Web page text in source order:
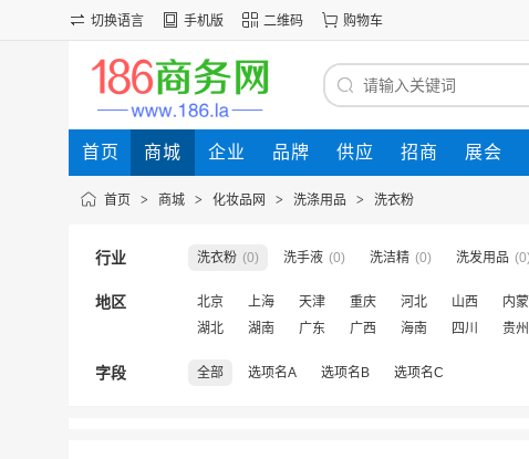
切换语言 手机版 二维码 购物车
首页 商城 企业 品牌 供应 招商 展会
首页 > 商城 > 化妆品网 > 洗涤用品 > 洗衣粉
行业 洗衣粉 (0) 洗手液 (0) 洗洁精 (0) 洗发用品 (0)
地区 北京 上海 天津 重庆 河北 山西 内
湖北
湖南 广东 广西 海南 四川 贵州
字段 全部 选项名A 选项名B 选项名C